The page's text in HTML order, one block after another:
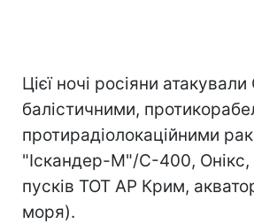
Цієї ночі росіяни
балістичними,
протирадіолокаційними
"Іскандер-М"/С-400,
пусків ТОТ АР Крим,
моря).